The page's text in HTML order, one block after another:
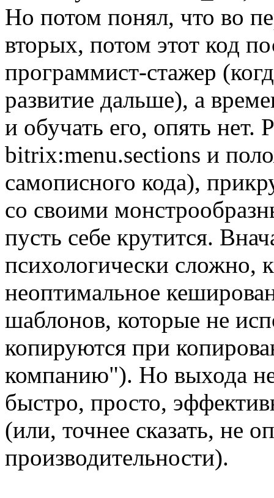
Но потом понял, что во
вторых, потом этот код
программист-стажер
развитие дальше), а
и обучать его, опять
bitrix:menu.sections и
самописного кода),
со своими
пусть себе крутится.
психологически сложно,
неоптимальное
шаблонов, которые не
копируются при
компанию"). Но выхода
быстро, просто,
(или, точнее сказать, не
производительности).